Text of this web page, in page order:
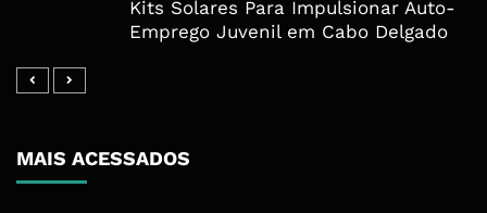
Kits Solares Para Impulsionar Auto-
Emprego Juvenil em Cabo Delgado
MAIS ACESSADOS